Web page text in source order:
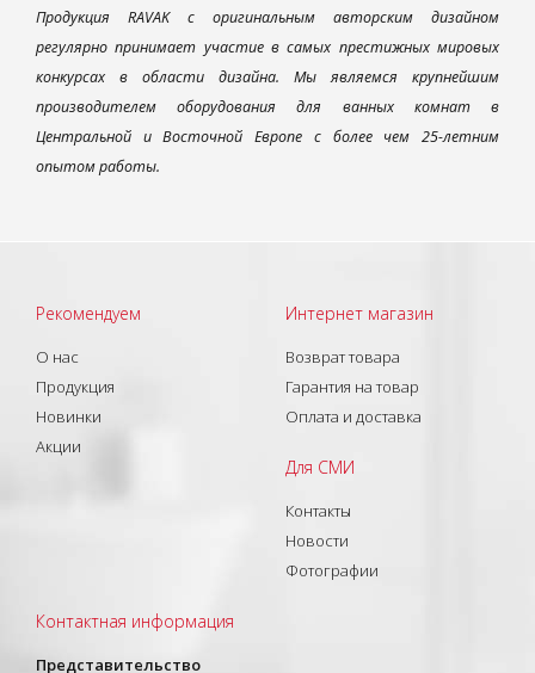
Продукция RAVAK с оригинальным авторским дизайном
регулярно принимает участие в самых престижных мировых
конкурсах в области дизайна. Мы являемся крупнейшим
производителем оборудования для ванных комнат в
Центральной и Восточной Европе с более чем 25-летним
опытом работы.
Рекомендуем
О нас
Продукция
Новинки
Акции
Интернет магазин
Возврат товара
Гарантия на товар
Оплата и доставка
Для СМИ
Контакты
Новости
Фотографии
Контактная информация
Представительство